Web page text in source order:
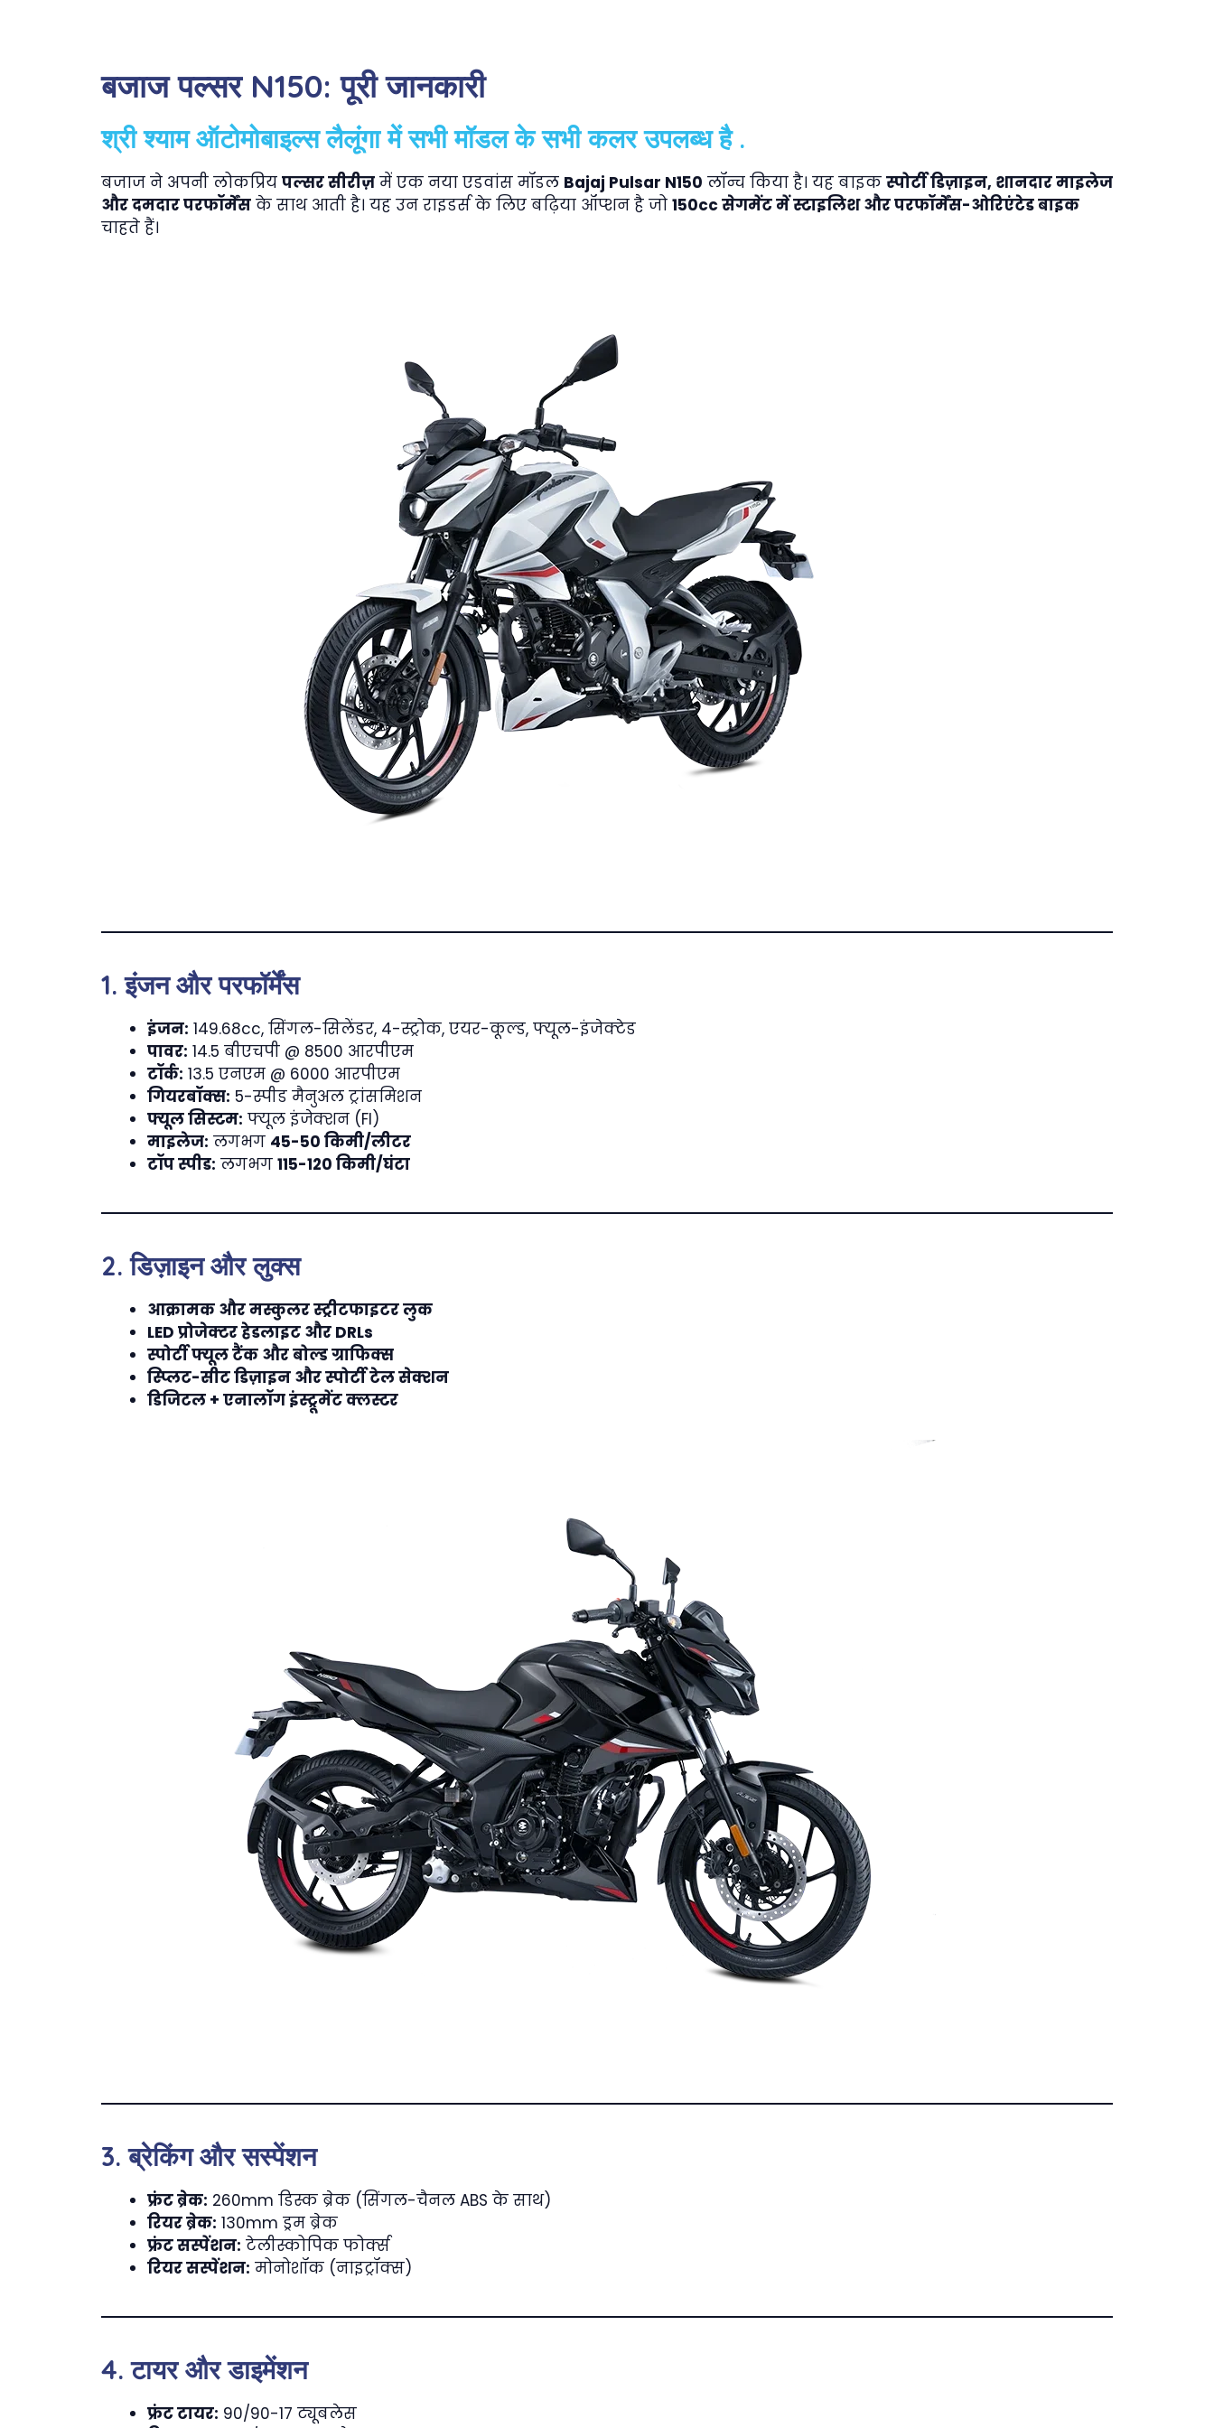
बजाज पल्सर N150: पूरी जानकारी
श्री श्याम ऑटोमोबाइल्स लैलूंगा में सभी मॉडल के सभी कलर उपलब्ध है .
बजाज ने अपनी लोकप्रिय पल्सर सीरीज़ में एक नया एडवांस मॉडल Bajaj Pulsar N150 लॉन्च किया है। यह बाइक स्पोर्टी डिज़ाइन, शानदार माइलेज
और दमदार परफॉर्मेंस के साथ आती है। यह उन राइडर्स के लिए बढ़िया ऑप्शन है जो 150cc सेगमेंट में स्टाइलिश और परफॉर्मेंस-ओरिएंटेड बाइक
चाहते हैं।
1. इंजन और परफॉर्मेंस
इंजन: 149.68cc, सिंगल-सिलेंडर, 4-स्ट्रोक, एयर-कूल्ड, फ्यूल-इंजेक्टेड
पावर: 14.5 बीएचपी @ 8500 आरपीएम
टॉर्क: 13.5 एनएम @ 6000 आरपीएम
गियरबॉक्स: 5-स्पीड मैनुअल ट्रांसमिशन
फ्यूल सिस्टम: फ्यूल इंजेक्शन (FI)
माइलेज: लगभग 45-50 किमी/लीटर
टॉप स्पीड: लगभग 115-120 किमी/घंटा
2. डिज़ाइन और लुक्स
आक्रामक और मस्कुलर स्ट्रीटफाइटर लुक
LED प्रोजेक्टर हेडलाइट और DRLs
स्पोर्टी फ्यूल टैंक और बोल्ड ग्राफिक्स
स्प्लिट-सीट डिज़ाइन और स्पोर्टी टेल सेक्शन
डिजिटल + एनालॉग इंस्ट्रूमेंट क्लस्टर
3. ब्रेकिंग और सस्पेंशन
फ्रंट ब्रेक: 260mm डिस्क ब्रेक (सिंगल-चैनल ABS के साथ)
रियर ब्रेक: 130mm ड्रम ब्रेक
फ्रंट सस्पेंशन: टेलीस्कोपिक फोर्क्स
रियर सस्पेंशन: मोनोशॉक (नाइट्रॉक्स)
4. टायर और डाइमेंशन
फ्रंट टायर: 90/90-17 ट्यूबलेस